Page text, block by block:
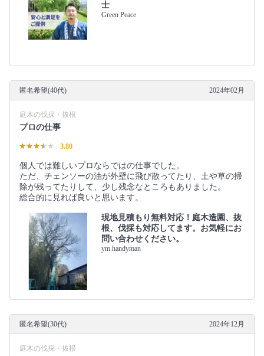
士
Green Peace
匿名希望(40代) 2024年02月
庭木の伐採・抜根
プロの仕事
3.80
個人では難しいプロならではの仕事でした。
ただ、チェンソーの油が外壁に飛び散ってたり、土や草の掃
除が残ってたりして、少し残念なところもありました。
総合的に見れば良いと思います。
現地見積もり無料対応！庭木造園、抜
根、伐採も対応してます。お気軽にお
問い合わせください。
ym.handyman
匿名希望(30代) 2024年12月
庭木の伐採・抜根